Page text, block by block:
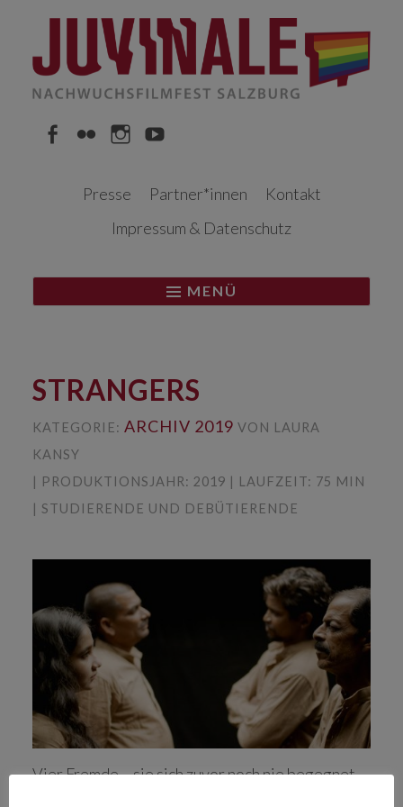
Inhalt
Presse
Partner*innen
Kontakt
Impressum & Datenschutz
MENÜ
STRANGERS
KATEGORIE: ARCHIV 2019 VON LAURA
KANSY
| PRODUKTIONSJAHR: 2019 | LAUFZEIT: 75 MIN
| STUDIERENDE UND DEBÜTIERENDE
Vier Fremde – sie sich zuvor noch nie begegnet